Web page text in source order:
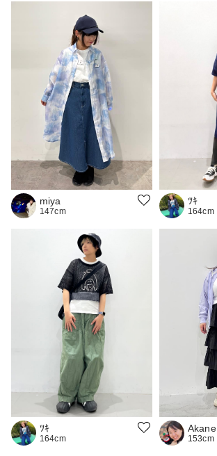
miya
147cm
ﾂｷ
164cm
ﾂｷ
164cm
Akane
153cm